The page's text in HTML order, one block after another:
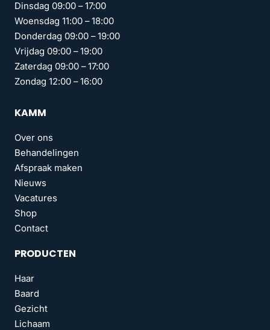
Dinsdag 09:00 – 17:00
Woensdag 11:00 – 18:00
Donderdag 09:00 – 19:00
Vrijdag 09:00 – 19:00
Zaterdag 09:00 – 17:00
Zondag 12:00 – 16:00
KAMM
Over ons
Behandelingen
Afspraak maken
Nieuws
Vacatures
Shop
Contact
PRODUCTEN
Haar
Baard
Gezicht
Lichaam